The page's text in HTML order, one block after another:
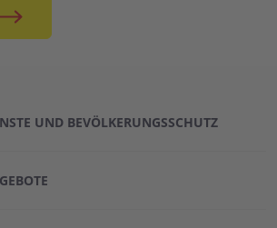
UND BEVÖLKERUNGSSCHUTZ